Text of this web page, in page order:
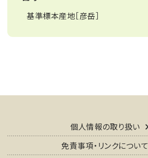
基準標本産地［彦岳］
個人情報の取り扱い
免責事項・リンクについて